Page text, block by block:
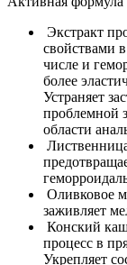
Экстракт
свойствами
числе и
более
Устраняет
проблемной
области
Оливковое
заживляет
Конский
процесс в
Укрепляет